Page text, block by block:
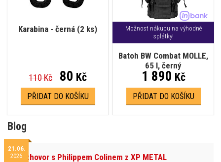
Karabina - černá (2 ks)
110 Kč 80 Kč
PŘIDAT DO KOŠÍKU
Možnost nákupu na výhodné
splátky!
Batoh BW Combat MOLLE,
65 l, černý
1 890 Kč
PŘIDAT DO KOŠÍKU
Blog
21.06.
2026Rozhovor s Philippem Colinem z XP METAL